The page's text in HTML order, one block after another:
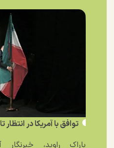
توافق با آمریکا در
باراک راوید،